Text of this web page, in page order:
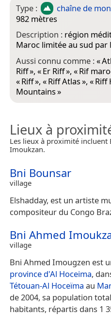
Type : chaîne de
982 mètres
Description : région
Maroc limitée au sud par
Aussi connu comme :«
Riff», «Er Riff», «Rif
«Riff», «Riff Atlas», «Riff
Mountains»
Lieux à
Les lieux à proximité incluent
Imoukzan.
Bni Bounsar
village
Elshadday, est un artiste
compositeur du Congo
Bni Ahmed
village
Bni Ahmed Imougzen est
province d'Al Hoceima,
Tétouan-Al Hoceïma au
de 2004, sa population
habitants, répartis dans 1